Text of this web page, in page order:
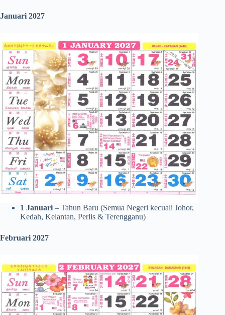
Januari 2027
1 Januari – Tahun Baru (Semua Negeri kecuali Johor,
Kedah, Kelantan, Perlis & Terengganu)
Februari 2027